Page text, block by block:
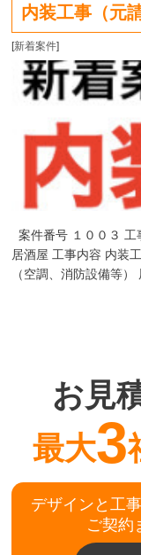
内装工事（元
[新着案件]
案件番号 １００３
居酒屋 工事内容 内装
（空調、消防設備等
お見
最大3
デザインと工
ご契約